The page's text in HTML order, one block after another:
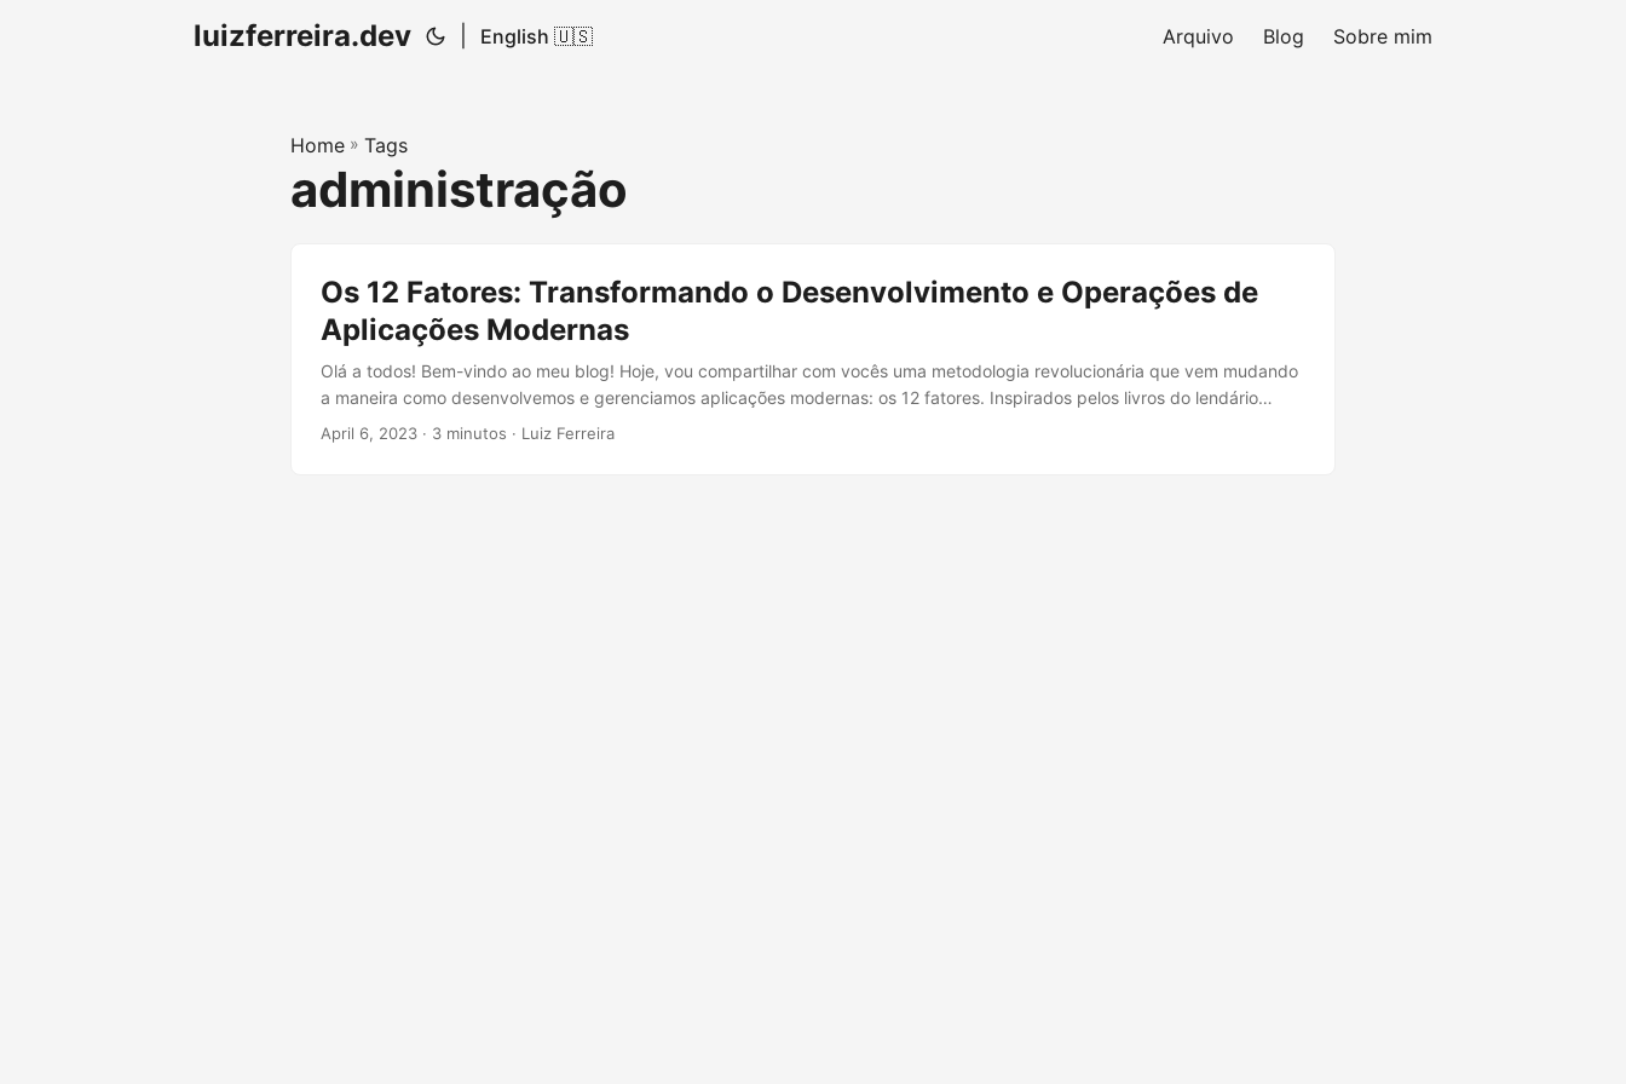
luizferreira.dev English 🇺🇸 Arquivo Blog Sobre mim
Home » Tags
administração
Os 12 Fatores: Transformando o Desenvolvimento e Operações de
Aplicações Modernas
Olá a todos! Bem-vindo ao meu blog! Hoje, vou compartilhar com vocês uma metodologia revolucionária que vem mudando
a maneira como desenvolvemos e gerenciamos aplicações modernas: os 12 fatores. Inspirados pelos livros do lendário
Martin Fowler, esses princípios trazem inúmeras vantagens para desenvolvedores e profissionais de DevOps/SRE. Vamos
April 6, 2023 · 3 minutos · Luiz Ferreira